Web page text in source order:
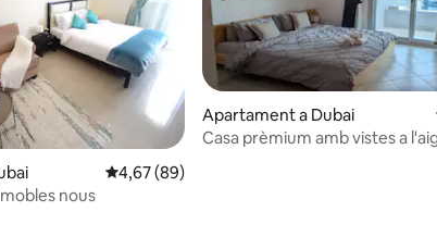
total de 5; 6 avaluacions
4,67 de puntuació mitjana d'un total de 5; 89
4,67 (89)
nous
Apartament a Dubai
Casa prèmium amb vistes a